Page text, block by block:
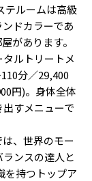
テルームは高級
ドカラーであ
があります。
ルトリートメ
分／29,400
円)。身体全体
すメニューで
、世界のモー
ンスの達人と
を持つトップア